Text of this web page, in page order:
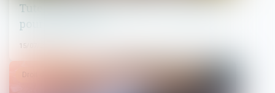
Tutelle et conflit familial : quelle place
pour la famille ?
15/07/2025
Droit de la famille, des personnes et de leur patrimoine